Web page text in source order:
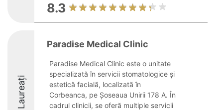
8.3
Laureați
Paradise Medical Clinic
Paradise Medical Clinic este o unitate
specializată în servicii stomatologice și
estetică facială, localizată în
Corbeanca, pe Șoseaua Unirii 178 A. În
cadrul clinicii, se oferă multiple servicii